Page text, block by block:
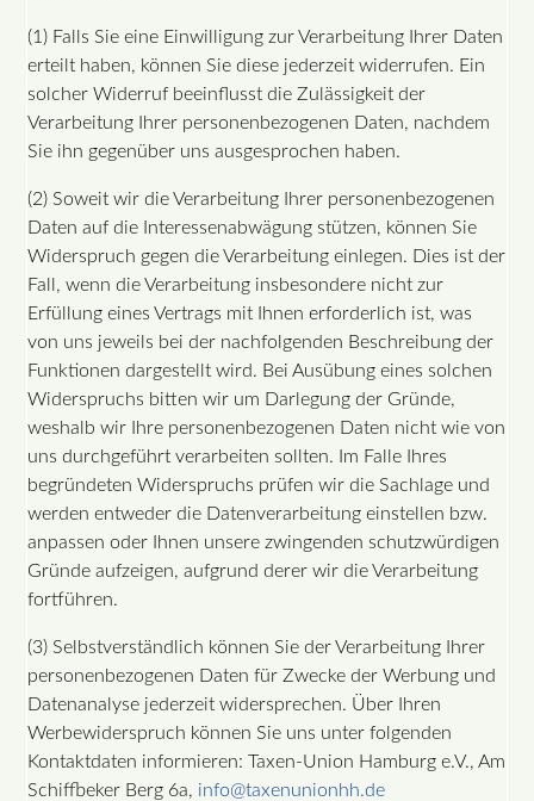
(1) Falls Sie eine Einwilligung zur Verarbeitung Ihrer Daten
erteilt haben, können Sie diese jederzeit widerrufen. Ein
solcher Widerruf beeinflusst die Zulässigkeit der
Verarbeitung Ihrer personenbezogenen Daten, nachdem
Sie ihn gegenüber uns ausgesprochen haben.
(2) Soweit wir die Verarbeitung Ihrer personenbezogenen
Daten auf die Interessenabwägung stützen, können Sie
Widerspruch gegen die Verarbeitung einlegen. Dies ist der
Fall, wenn die Verarbeitung insbesondere nicht zur
Erfüllung eines Vertrags mit Ihnen erforderlich ist, was
von uns jeweils bei der nachfolgenden Beschreibung der
Funktionen dargestellt wird. Bei Ausübung eines solchen
Widerspruchs bitten wir um Darlegung der Gründe,
weshalb wir Ihre personenbezogenen Daten nicht wie von
uns durchgeführt verarbeiten sollten. Im Falle Ihres
begründeten Widerspruchs prüfen wir die Sachlage und
werden entweder die Datenverarbeitung einstellen bzw.
anpassen oder Ihnen unsere zwingenden schutzwürdigen
Gründe aufzeigen, aufgrund derer wir die Verarbeitung
fortführen.
(3) Selbstverständlich können Sie der Verarbeitung Ihrer
personenbezogenen Daten für Zwecke der Werbung und
Datenanalyse jederzeit widersprechen. Über Ihren
Werbewiderspruch können Sie uns unter folgenden
Kontaktdaten informieren: Taxen-Union Hamburg e.V., Am
Schiffbeker Berg 6a, info@taxenunionhh.de